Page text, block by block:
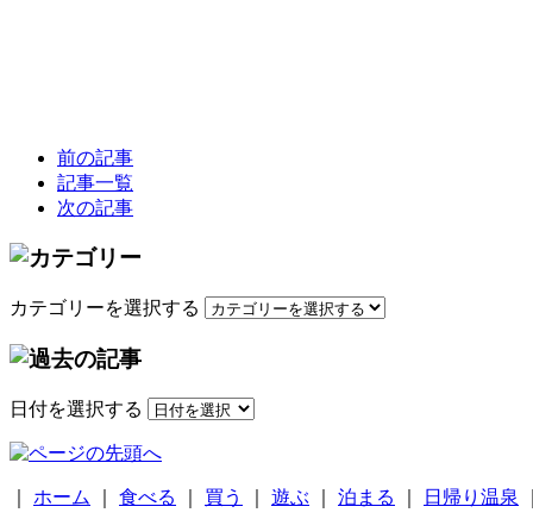
前の記事
記事一覧
次の記事
カテゴリーを選択する
日付を選択する
ホーム 食べる 買う 遊ぶ 泊まる 日帰り温泉